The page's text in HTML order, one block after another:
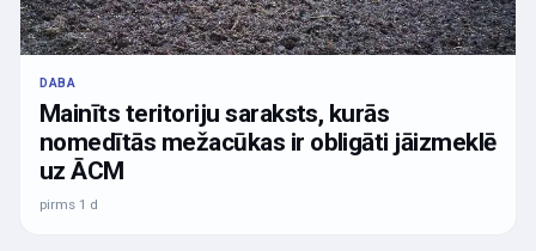
DABA
Mainīts teritoriju saraksts, kurās
nomedītās mežacūkas ir obligāti jāizmeklē
uz ĀCM
pirms 1 d